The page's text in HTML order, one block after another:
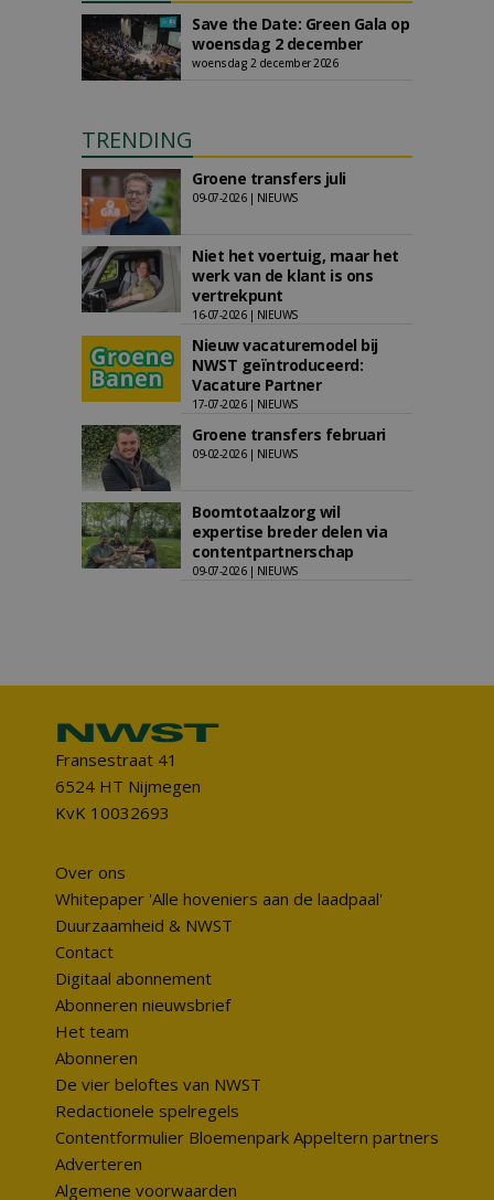
Save the Date: Green Gala op
woensdag 2 december
woensdag 2 december 2026
TRENDING
Groene transfers juli
09-07-2026 | NIEUWS
Niet het voertuig, maar het
werk van de klant is ons
vertrekpunt
16-07-2026 | NIEUWS
Nieuw vacaturemodel bij
NWST geïntroduceerd:
Vacature Partner
17-07-2026 | NIEUWS
Groene transfers februari
09-02-2026 | NIEUWS
Boomtotaalzorg wil
expertise breder delen via
contentpartnerschap
09-07-2026 | NIEUWS
Fransestraat 41
6524 HT Nijmegen
KvK 10032693
Over ons
Whitepaper 'Alle hoveniers aan de laadpaal'
Duurzaamheid & NWST
Contact
Digitaal abonnement
Abonneren nieuwsbrief
Het team
Abonneren
De vier beloftes van NWST
Redactionele spelregels
Contentformulier Bloemenpark Appeltern partners
Adverteren
Algemene voorwaarden